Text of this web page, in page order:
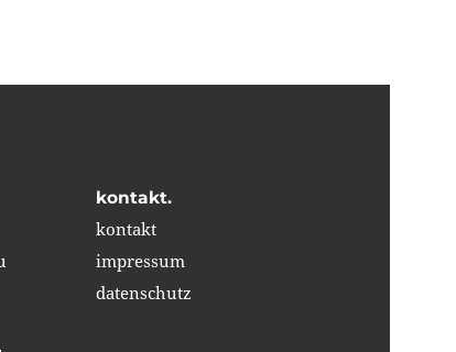
kontakt.
kontakt
impressum
datenschutz